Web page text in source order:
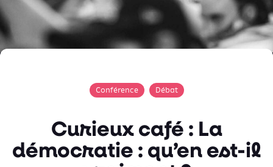
Conférence Débat
Curieux café : La
démocratie : qu’en est-il